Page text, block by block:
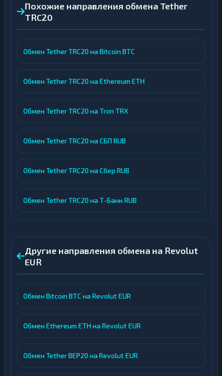
Похожие направления обмена Tether
TRC20
Обмен Tether TRC20 на Bitcoin BTC
Обмен Tether TRC20 на Ethereum ETH
Обмен Tether TRC20 на Tron TRX
Обмен Tether TRC20 на СБП RUB
Обмен Tether TRC20 на Сбер RUB
Обмен Tether TRC20 на Т-Банк RUB
Другие направления обмена на Revolut
EUR
Обмен Bitcoin BTC на Revolut EUR
Обмен Ethereum ETH на Revolut EUR
Обмен Tether BEP20 на Revolut EUR